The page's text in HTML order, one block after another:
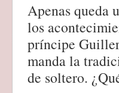
Apenas queda
los
príncipe
manda la
de soltero.